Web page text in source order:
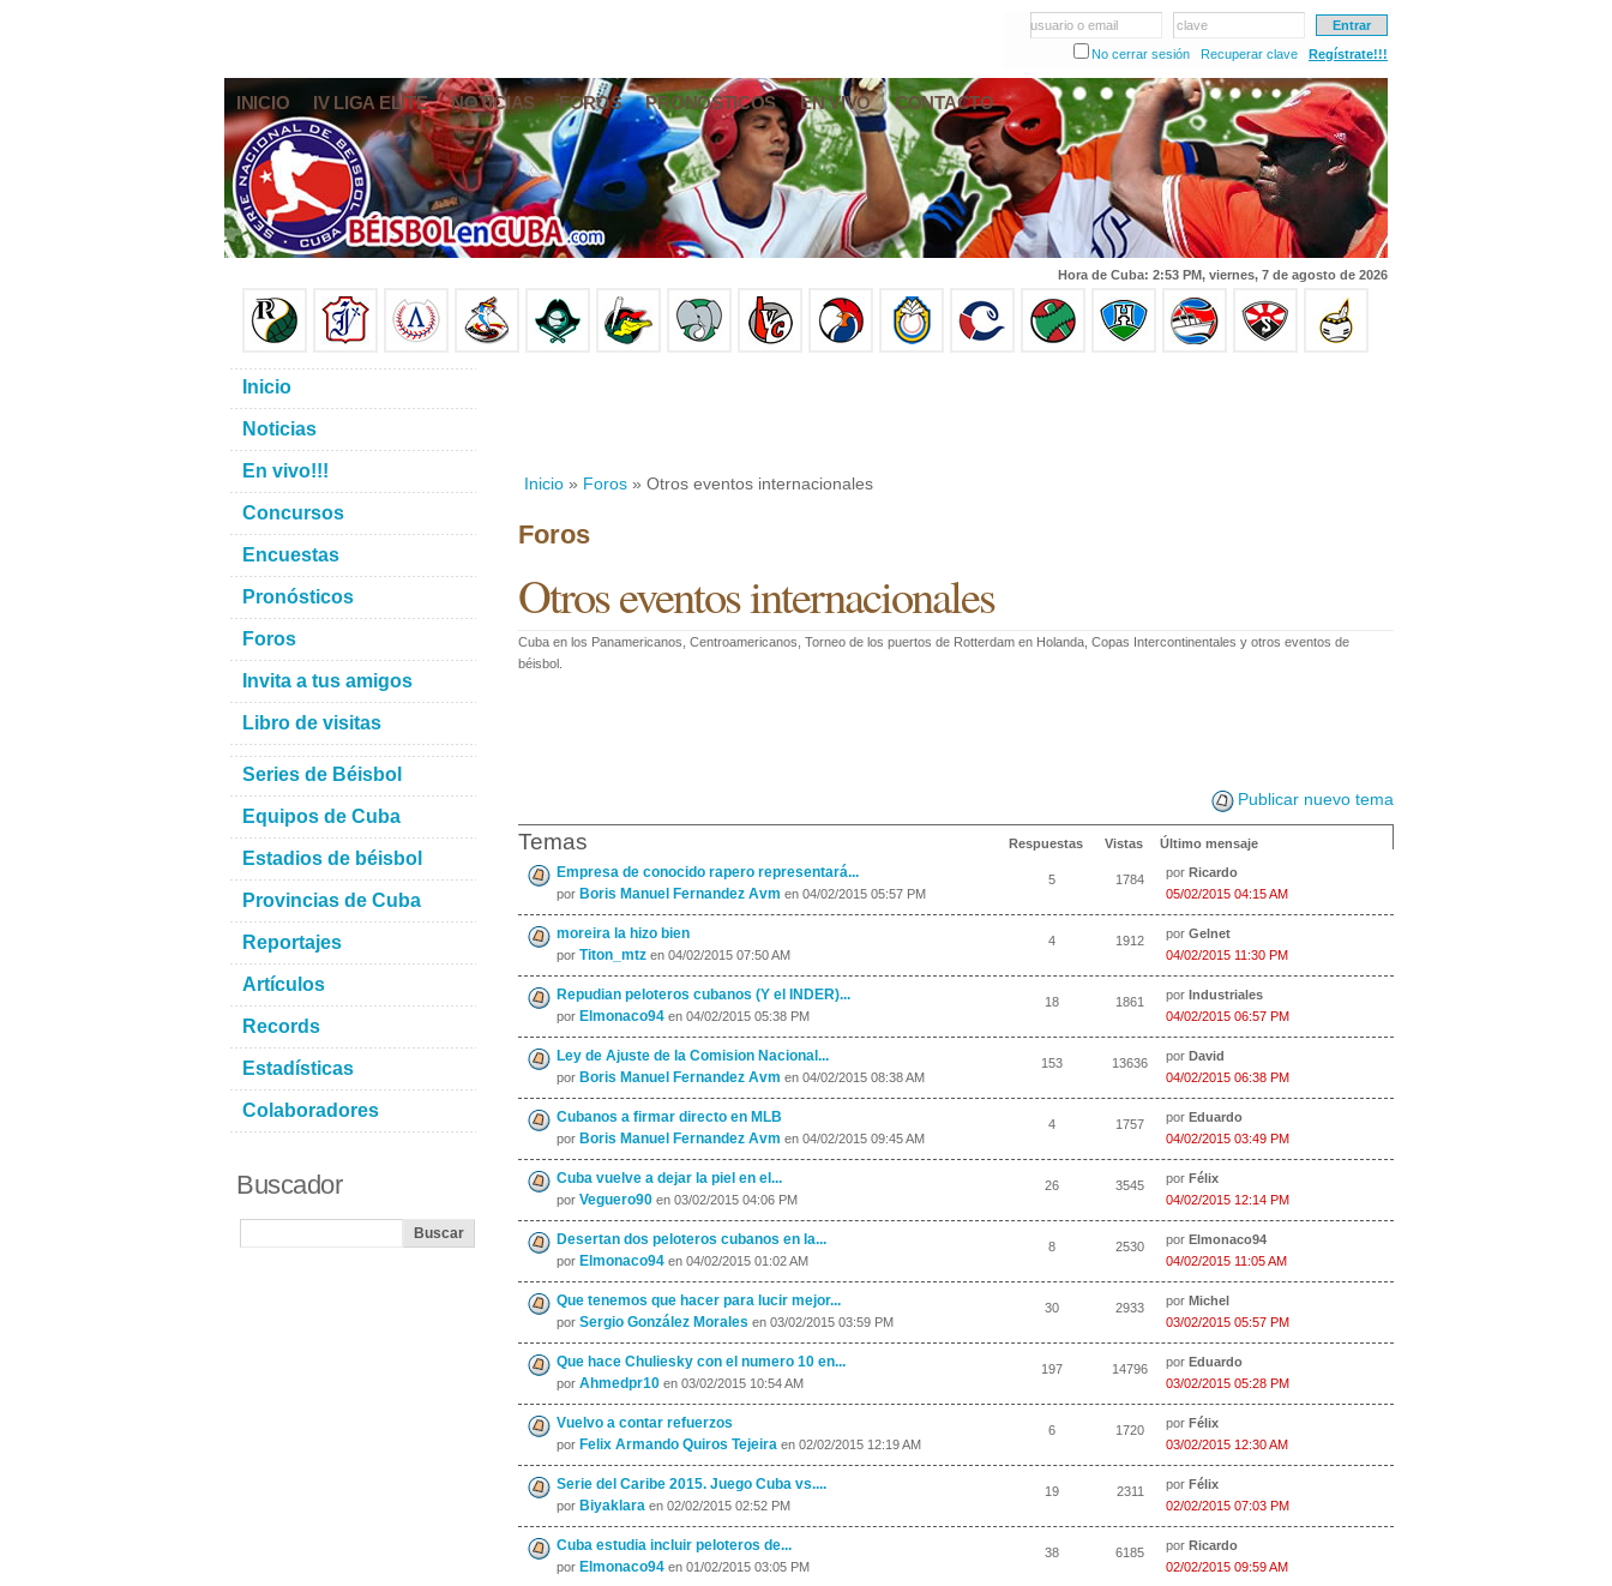
usuario o email
clave
No cerrar sesión
Recuperar clave Regístrate!!!
INICIO IV LIGA ELITE NOTICIAS FOROS PRONÓSTICOS EN VIVO CONTACTO
Hora de Cuba: 2:53 PM, viernes, 7 de agosto de 2026
Inicio » Foros » Otros eventos internacionales
Foros
Otros eventos internacionales
Cuba en los Panamericanos, Centroamericanos, Torneo de los puertos de Rotterdam en Holanda, Copas Intercontinentales y otros eventos de
béisbol.
Publicar nuevo tema
Temas Respuestas Vistas Último mensaje
Empresa de conocido rapero representará...
por Boris Manuel Fernandez Avm en 04/02/2015 05:57 PM
5 1784 por Ricardo
05/02/2015 04:15 AM
moreira la hizo bien
por Titon_mtz en 04/02/2015 07:50 AM
4 1912 por Gelnet
04/02/2015 11:30 PM
Repudian peloteros cubanos (Y el INDER)...
por Elmonaco94 en 04/02/2015 05:38 PM
18 1861 por Industriales
04/02/2015 06:57 PM
Ley de Ajuste de la Comision Nacional...
por Boris Manuel Fernandez Avm en 04/02/2015 08:38 AM
153 13636 por David
04/02/2015 06:38 PM
Cubanos a firmar directo en MLB
por Boris Manuel Fernandez Avm en 04/02/2015 09:45 AM
4 1757 por Eduardo
04/02/2015 03:49 PM
Cuba vuelve a dejar la piel en el...
por Veguero90 en 03/02/2015 04:06 PM
26 3545 por Félix
04/02/2015 12:14 PM
Desertan dos peloteros cubanos en la...
por Elmonaco94 en 04/02/2015 01:02 AM
8 2530 por Elmonaco94
04/02/2015 11:05 AM
Que tenemos que hacer para lucir mejor...
por Sergio González Morales en 03/02/2015 03:59 PM
30 2933 por Michel
03/02/2015 05:57 PM
Que hace Chuliesky con el numero 10 en...
por Ahmedpr10 en 03/02/2015 10:54 AM
197 14796 por Eduardo
03/02/2015 05:28 PM
Vuelvo a contar refuerzos
por Felix Armando Quiros Tejeira en 02/02/2015 12:19 AM
6 1720 por Félix
03/02/2015 12:30 AM
Serie del Caribe 2015. Juego Cuba vs....
por Biyaklara en 02/02/2015 02:52 PM
19 2311 por Félix
02/02/2015 07:03 PM
Cuba estudia incluir peloteros de...
por Elmonaco94 en 01/02/2015 03:05 PM
38 6185 por Ricardo
02/02/2015 09:59 AM
Inicio
Noticias
En vivo!!!
Concursos
Encuestas
Pronósticos
Foros
Invita a tus amigos
Libro de visitas
Series de Béisbol
Equipos de Cuba
Estadios de béisbol
Provincias de Cuba
Reportajes
Artículos
Records
Estadísticas
Colaboradores
Buscador